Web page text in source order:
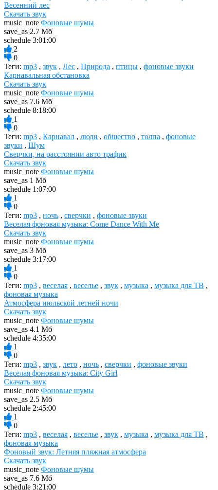
Весенний лес
Скачать звук
music_note Фоновые шумы
save_as 2.7 Мб
schedule 3:01:00
2
0
Теги: mp3 , звук , Лес , Природа , птицы , фоновые звуки
Карнавальная обстановка
Скачать звук
music_note Фоновые шумы
save_as 7.6 Мб
schedule 8:18:00
1
0
Теги: mp3 , Карнавал , люди , общество , толпа , фоновые
звуки , Шум
Сверчки, на расстоянии авто трафик
Скачать звук
music_note Фоновые шумы
save_as 1 Мб
schedule 1:07:00
1
0
Теги: mp3 , ночь , сверчки , фоновые звуки
Веселая фоновая музыка: Come Dance With Me
Скачать звук
music_note Фоновые шумы
save_as 3 Мб
schedule 3:17:00
1
0
Теги: mp3 , веселая , веселье , звук , музыка , музыка для ТВ ,
фоновая музыка
Атмосфера июльской летней ночи
Скачать звук
music_note Фоновые шумы
save_as 4.1 Мб
schedule 4:35:00
1
0
Теги: mp3 , звук , лето , ночь , сверчки , фоновые звуки
Веселая фоновая музыка: City Girl
Скачать звук
music_note Фоновые шумы
save_as 2.5 Мб
schedule 2:45:00
1
0
Теги: mp3 , веселая , веселье , звук , музыка , музыка для ТВ ,
фоновая музыка
Фоновый звук: Летняя пляжная атмосфера
Скачать звук
music_note Фоновые шумы
save_as 7.6 Мб
schedule 3:21:00